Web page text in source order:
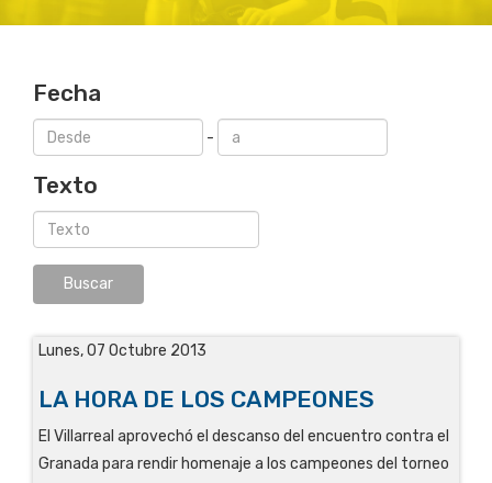
Fecha
-
Texto
Lunes, 07 Octubre 2013
LA HORA DE LOS CAMPEONES
El Villarreal aprovechó el descanso del encuentro contra el
Granada para rendir homenaje a los campeones del torneo